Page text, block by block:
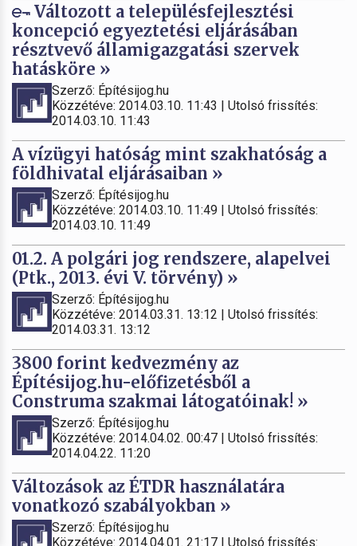
Változott a településfejlesztési
koncepció egyeztetési eljárásában
résztvevő államigazgatási szervek
hatásköre »
Szerző: Építésijog.hu
Közzétéve: 2014.03.10. 11:43 | Utolsó frissítés:
2014.03.10. 11:43
A vízügyi hatóság mint szakhatóság a
földhivatal eljárásaiban »
Szerző: Építésijog.hu
Közzétéve: 2014.03.10. 11:49 | Utolsó frissítés:
2014.03.10. 11:49
01.2. A polgári jog rendszere, alapelvei
(Ptk., 2013. évi V. törvény) »
Szerző: Építésijog.hu
Közzétéve: 2014.03.31. 13:12 | Utolsó frissítés:
2014.03.31. 13:12
3800 forint kedvezmény az
Építésijog.hu-előfizetésből a
Construma szakmai látogatóinak! »
Szerző: Építésijog.hu
Közzétéve: 2014.04.02. 00:47 | Utolsó frissítés:
2014.04.22. 11:20
Változások az ÉTDR használatára
vonatkozó szabályokban »
Szerző: Építésijog.hu
Közzétéve: 2014.04.01. 21:17 | Utolsó frissítés: